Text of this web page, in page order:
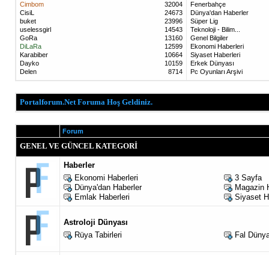
Cimbom
32004
CisiL
24673
buket
23996
uselessgirl
14543
GoRa
13160
DiLaRa
12599
Karabiber
10664
Dayko
10159
Delen
8714
Fenerbahçe
Dünya'dan Haberler
Süper Lig
Teknoloji - Bilim...
Genel Bilgiler
Ekonomi Haberleri
Siyaset Haberleri
Erkek Dünyası
Pc Oyunları Arşivi
Portalforum.Net Foruma Hoş Geldiniz.
Forum
GENEL VE GÜNCEL KATEGORİ
Haberler
Ekonomi Haberleri
3 Sayfa
Dünya'dan Haberler
Magazin
Emlak Haberleri
Siyaset
Astroloji Dünyası
Rüya Tabirleri
Fal